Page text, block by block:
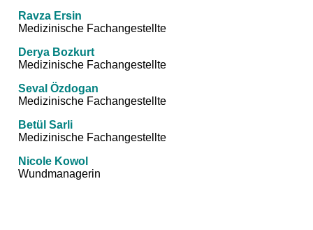
Ravza Ersin
Medizinische Fachangestellte
Derya Bozkurt
Medizinische Fachangestellte
Seval Özdogan
Medizinische Fachangestellte
Betül Sarli
Medizinische Fachangestellte
Nicole Kowol
Wundmanagerin